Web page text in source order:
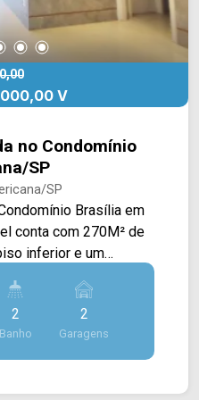
V
no Condomínio
SP
SP
Brasília em
inferior e um
e com sacada,
americano com
serviço com banheiro.
em uma excelente
2
Banho
2
Garagens